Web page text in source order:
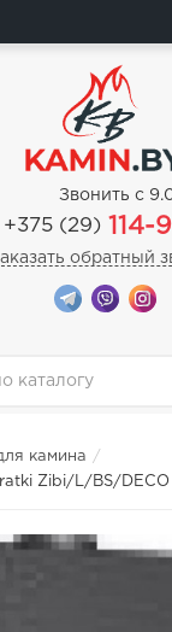
Звонить с
+375 (29) 114-
обратный
камина
Zibi/L/BS/